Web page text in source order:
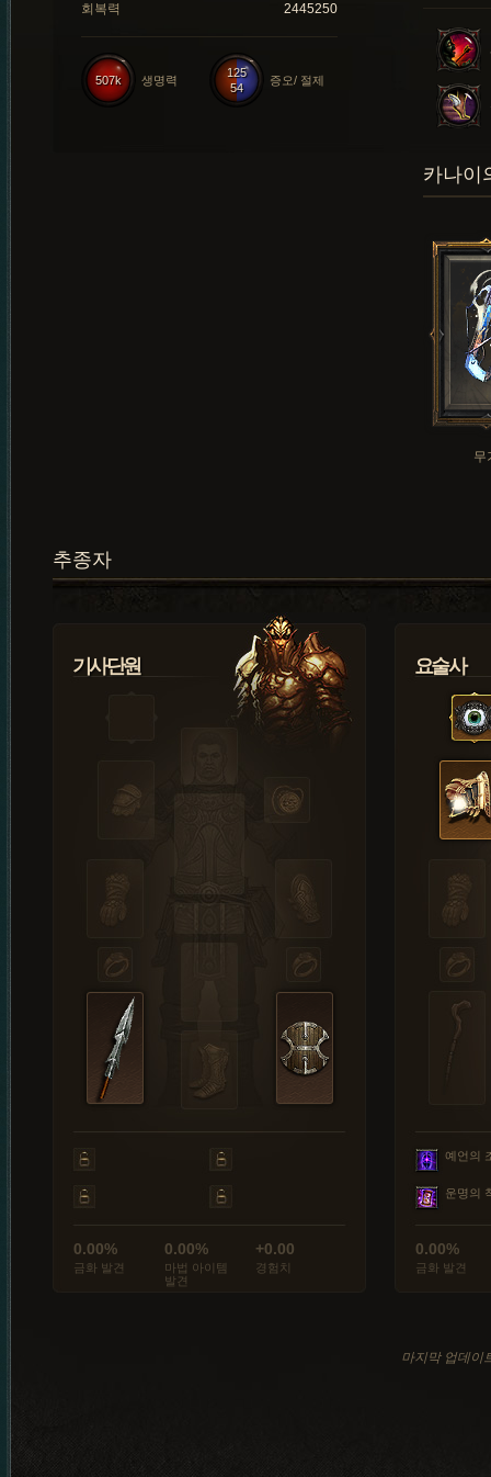
회복력
2445250
125
54
증오/ 절제
507k 생명력
카나이
무
추종자
기사단원
0.00%
금화 발견
0.00%
마법 아이템
발견
+0.00
경험치
요술사
예언의
운명의
0.00%
금화 발견
마지막 업데이